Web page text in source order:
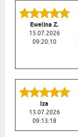
Ewelina Z.
15.07.2026
09:20:10
Iza
13.07.2026
09:13:18